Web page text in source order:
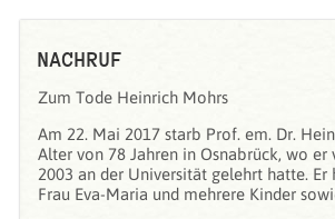
NACHRUF
Zum Tode Heinrich Mohrs
Am 22. Mai 2017 starb Prof. em. Dr.
Alter von 78 Jahren in Osnabrück, wo er
2003 an der Universität gelehrt hatte. Er
Frau Eva-Maria und mehrere Kinder